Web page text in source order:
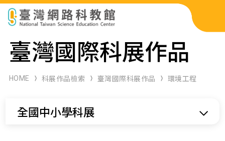
科展作品檢索
科學研習月刊
臺灣國際科展作品
HOME 科展作品檢索 臺灣國際科展作品 環境工程
全國中小學科展